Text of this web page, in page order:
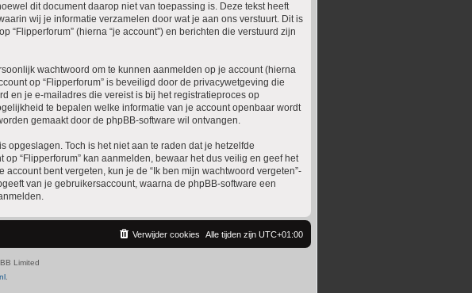
dit document daarop niet van toepassing is. Deze tekst heeft
wij je informatie verzamelen door wat je aan ons verstuurt. Dit is
(hierna “je account”) en berichten die verstuurd zijn
wachtwoord om te kunnen aanmelden op je account (hierna
op “Flipperforum” is beveiligd door de privacywetgeving die
en je e-mailadres die vereist is bij het registratieproces op
te bepalen welke informatie van je account openbaar wordt
gemaakt door de phpBB-software wil ontvangen.
Toch is het niet aan te raden dat je hetzelfde
“Flipperforum” kan aanmelden, bewaar het dus veilig en geef het
bent vergeten, kun je de “Ik ben mijn wachtwoord vergeten”-
van je gebruikersaccount, waarna de phpBB-software een
Alle tijden zijn UTC+01:00
Verwijder cookies
Limited